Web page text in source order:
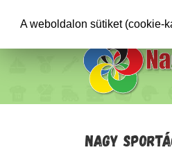
NAGY
A weboldalon sütiket (cookie-